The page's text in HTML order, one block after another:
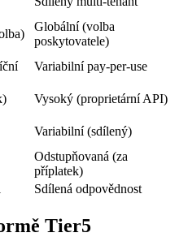
Globální (volba
poskytovatele)
Variabilní pay-per-use
Vysoký (proprietární API)
Variabilní (sdílený)
Odstupňovaná (za
příplatek)
Sdílená odpovědnost
Tier5